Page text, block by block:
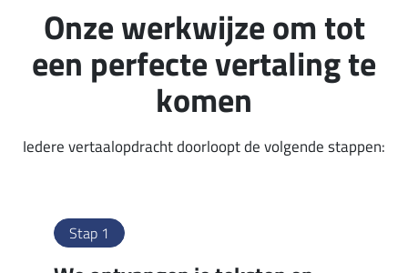
Onze werkwijze om tot
een perfecte vertaling te
komen
Iedere vertaalopdracht doorloopt de volgende stappen:
Stap 1